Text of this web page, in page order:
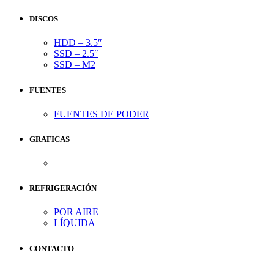
DISCOS
HDD – 3.5″
SSD – 2.5″
SSD – M2
FUENTES
FUENTES DE PODER
GRAFICAS
REFRIGERACIÓN
POR AIRE
LÍQUIDA
CONTACTO